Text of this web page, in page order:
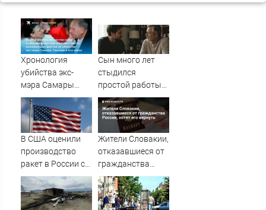
Хронология
убийства экс-
мэра Самары
Виктора Тархова
и его жены: шесть
шокирующих
фактов, новые
Сын много лет
стыдился
простой работы
отца, пока не
узнал, ради чего
тот отказался от
карьеры -
В США оценили
производство
ракет в России с
производством
"Пэтриотов"
Жители Словакии,
отказавшиеся от
гражданства
России, хотят его
вернуть